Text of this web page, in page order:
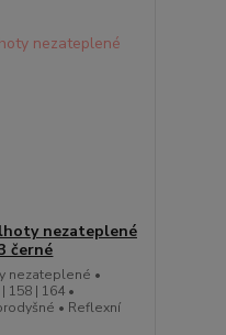
nezateplené
černé
nezateplené •
158 | 164 •
• Reflexní